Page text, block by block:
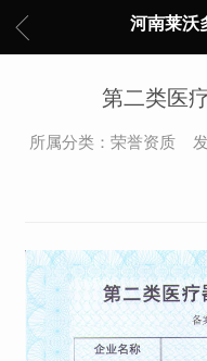
河南莱沃
第二类医
所属分类：荣誉资质